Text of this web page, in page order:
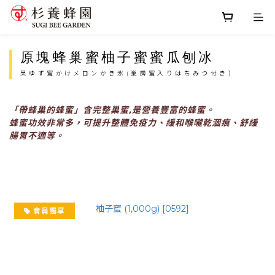
原塊蜂巢蜜柚子蜜蜜瓜刨冰
果ゆず蜜かけメロンかき氷(巣房蜜入りはちみつ付き）
「帶蜂巢的蜂蜜」含完整巢蜜,是營養豐富的蜂蜜。
蜂蜜功效非常多，可提升整體免疫力、緩和喉嚨乾涸痕、舒緩
腸胃不適等。
會員獨享